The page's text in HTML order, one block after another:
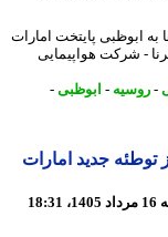
پایتخت امارات
ایرنا - شرکت هواپیمایی
-ابوظبی-
جدید امارات